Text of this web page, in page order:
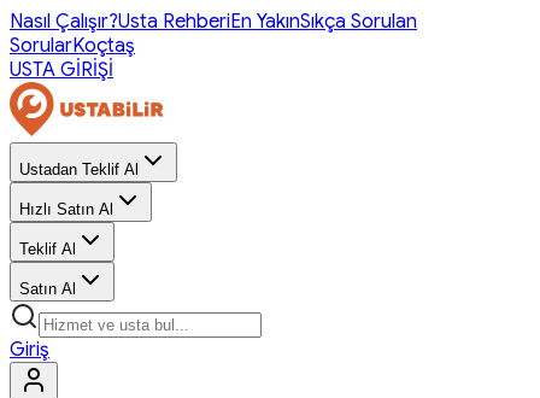
Nasıl Çalışır?Usta RehberiEn YakınSıkça Sorulan
SorularKoçtaş
USTA GİRİŞİ
Ustadan Teklif Al
Hızlı Satın Al
Teklif Al
Satın Al
Giriş